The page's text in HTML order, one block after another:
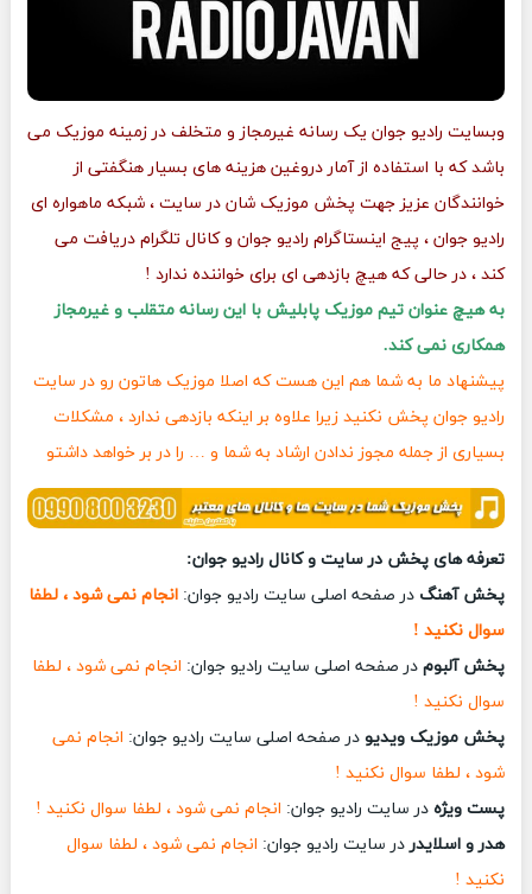
وبسایت رادیو جوان یک رسانه غیرمجاز و متخلف در زمینه موزیک می
باشد که با استفاده از آمار دروغین هزینه های بسیار هنگفتی از
خوانندگان عزیز جهت پخش موزیک شان در سایت ، شبکه ماهواره ای
رادیو جوان ، پیج اینستاگرام رادیو جوان و کانال تلگرام دریافت می
کند ، در حالی که هیچ بازدهی ای برای خواننده ندارد !
به هیچ عنوان تیم موزیک پابلیش با این رسانه متقلب و غیرمجاز
همکاری نمی کند.
پیشنهاد ما به شما هم این هست که اصلا موزیک هاتون رو در سایت
رادیو جوان پخش نکنید زیرا علاوه بر اینکه بازدهی ندارد ، مشکلات
بسیاری از جمله مجوز ندادن ارشاد به شما و … را در بر خواهد داشتو
تعرفه های پخش در سایت و کانال رادیو جوان:
پخش آهنگ در صفحه اصلی سایت رادیو جوان: انجام نمی شود ، لطفا
سوال نکنید !
پخش آلبومدر صفحه اصلی سایت رادیو جوان: انجام نمی شود ، لطفا
سوال نکنید !
پخش موزیک ویدیودر صفحه اصلی سایت رادیو جوان: انجام نمی
شود ، لطفا سوال نکنید !
پست ویژهدر سایت رادیو جوان: انجام نمی شود ، لطفا سوال نکنید !
هدر و اسلایدردر سایت رادیو جوان: انجام نمی شود ، لطفا سوال
نکنید !